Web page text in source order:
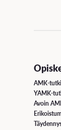
AMK-
YAMK-
Avoin